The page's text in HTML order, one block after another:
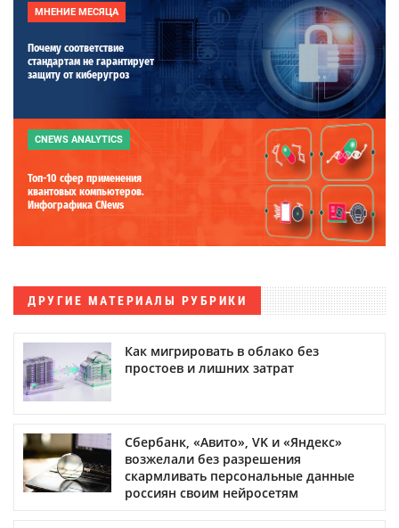
МНЕНИЕ МЕСЯЦА
Почему соответствие
стандартам не гарантирует
защиту от киберугроз
CNEWS ANALYTICS
Топ-10 сфер применения
квантовых компьютеров.
Инфографика CNews
ДРУГИЕ МАТЕРИАЛЫ РУБРИКИ
Как мигрировать в облако без
простоев и лишних затрат
Сбербанк, «Авито», VK и «Яндекс»
возжелали без разрешения
скармливать персональные данные
россиян своим нейросетям